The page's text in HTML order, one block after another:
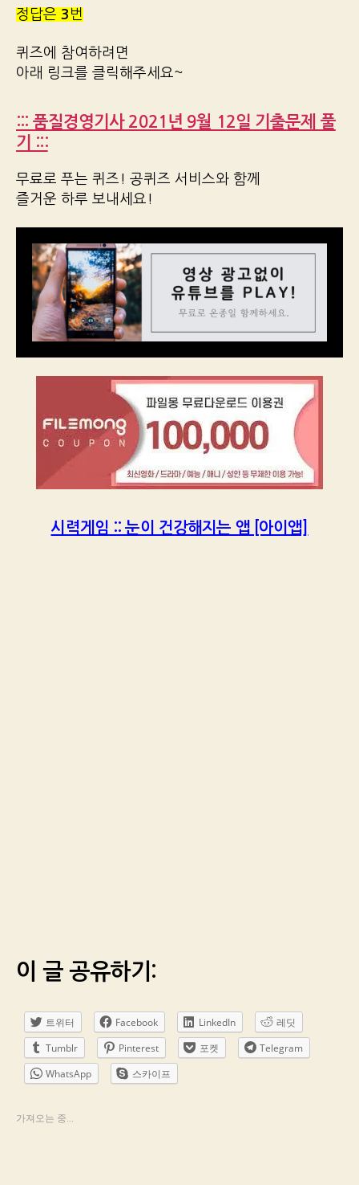
정답은 3 번
퀴즈에 참여하려면
아래 링크를 클릭해주세요~
::: 품질경영기사 2021년 9월 12일 기출문제 풀
기 :::
무료로 푸는 퀴즈! 공퀴즈 서비스와 함께
즐거운 하루 보내세요!
시력게임 :: 눈이 건강해지는 앱 [아이앱]
이 글 공유하기:
트위터 Facebook LinkedIn
레딧
Tumblr
Pinterest 포켓
Telegram
WhatsApp
스카이프
가져오는 중...